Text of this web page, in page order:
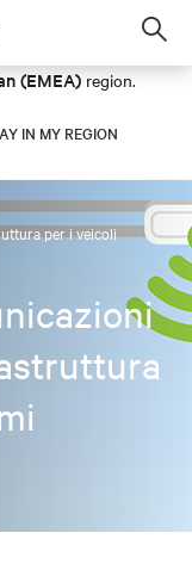
(EMEA) region.
IN MY REGION
per i veicoli